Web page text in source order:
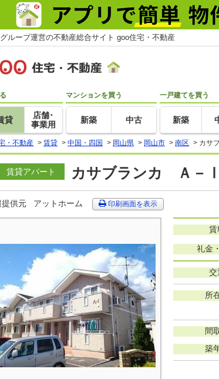
ループ運営の不動産総合サイト goo住宅・不動産
貸
店舗･
事業用
マンションを買う
新築 中古
一戸建てを買う
新築
・不動産 > 賃貸 > 中国・四国 > 岡山県 > 岡山市 > 南区 > カサ
賃貸アパート カサブランカ Ａ－Ⅰ
提供元 アットホーム 印刷画面を表示
賃
礼金
交
所
間
築